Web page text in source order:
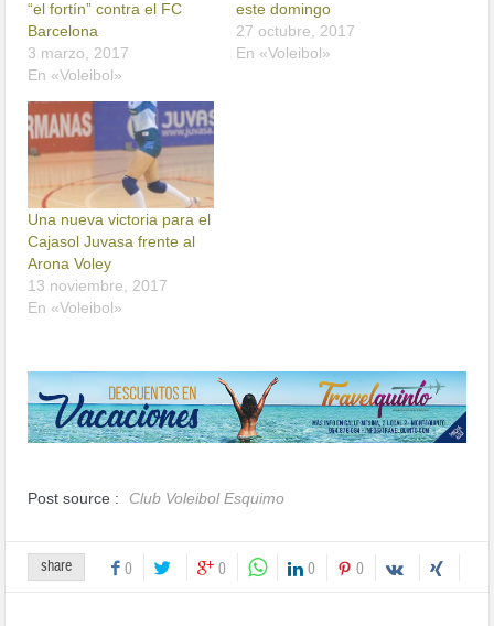
“el fortín” contra el FC
Barcelona
3 marzo, 2017
En «Voleibol»
este domingo
27 octubre, 2017
En «Voleibol»
Una nueva victoria para el
Cajasol Juvasa frente al
Arona Voley
13 noviembre, 2017
En «Voleibol»
Post source : Club Voleibol Esquimo
share 0 0 0 0